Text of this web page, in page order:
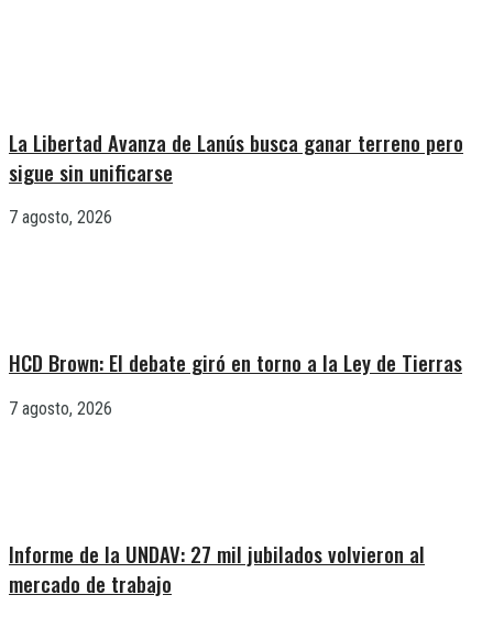
La Libertad Avanza de Lanús busca ganar terreno pero
sigue sin unificarse
7 agosto, 2026
HCD Brown: El debate giró en torno a la Ley de Tierras
7 agosto, 2026
Informe de la UNDAV: 27 mil jubilados volvieron al
mercado de trabajo